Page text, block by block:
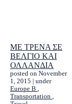
ΜΕ ΤΡΕΝΑ ΣΕ
ΒΕΛΓΙΟ ΚΑΙ
ΟΛΛΑΝΔΙΑ
posted on November
1, 2015
under
Europe B ,
Transportation ,